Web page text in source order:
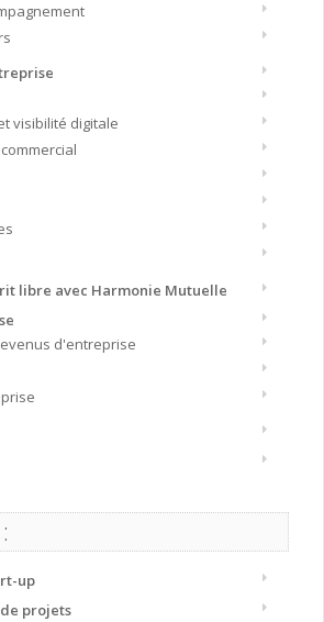
visibilité digitale
libre avec Harmonie Mutuelle
d'entreprise
up
projets